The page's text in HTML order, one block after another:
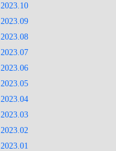
2023.10
2023.09
2023.08
2023.07
2023.06
2023.05
2023.04
2023.03
2023.02
2023.01